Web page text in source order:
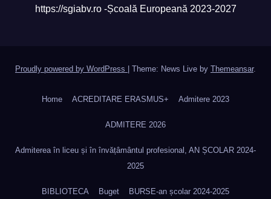
https://sgiabv.ro -Școală Europeană 2023-2027
Proudly powered by WordPress Theme: News Live by Themeansar.
Home ACREDITARE ERASMUS+ Admitere 2023
ADMITERE 2026
Admiterea în liceu și în învățâmântul profesional, AN ȘCOLAR 2024-
2025
BIBLIOTECA Buget BURSE-an școlar 2024-2025